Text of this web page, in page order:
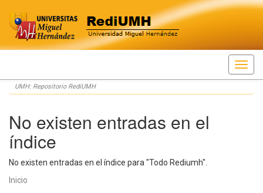
Skip
navigation
UMH: Repositorio RediUMH
No existen entradas en el
índice
No existen entradas en el índice para "Todo Rediumh".
Inicio